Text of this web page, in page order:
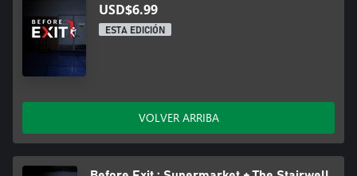
USD$6.99
ESTA EDICIÓN
VOLVER ARRIBA